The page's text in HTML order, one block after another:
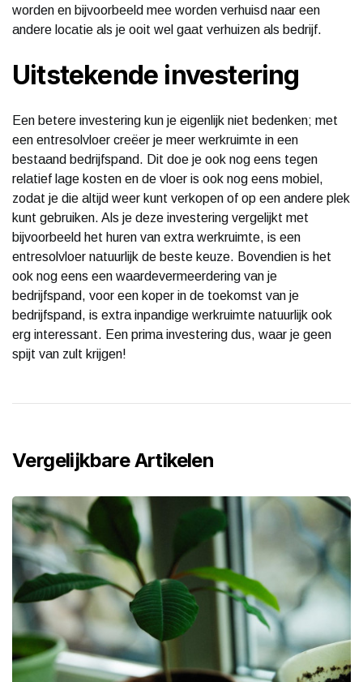
worden en bijvoorbeeld mee worden verhuisd naar een
andere locatie als je ooit wel gaat verhuizen als bedrijf.
Uitstekende investering
Een betere investering kun je eigenlijk niet bedenken; met
een entresolvloer creëer je meer werkruimte in een
bestaand bedrijfspand. Dit doe je ook nog eens tegen
relatief lage kosten en de vloer is ook nog eens mobiel,
zodat je die altijd weer kunt verkopen of op een andere plek
kunt gebruiken. Als je deze investering vergelijkt met
bijvoorbeeld het huren van extra werkruimte, is een
entresolvloer natuurlijk de beste keuze. Bovendien is het
ook nog eens een waardevermeerdering van je
bedrijfspand, voor een koper in de toekomst van je
bedrijfspand, is extra inpandige werkruimte natuurlijk ook
erg interessant. Een prima investering dus, waar je geen
spijt van zult krijgen!
Vergelijkbare Artikelen